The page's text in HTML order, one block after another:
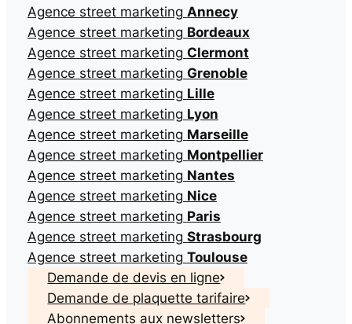
Agence street marketing Annecy
Agence street marketing Bordeaux
Agence street marketing Clermont
Agence street marketing Grenoble
Agence street marketing Lille
Agence street marketing Lyon
Agence street marketing Marseille
Agence street marketing Montpellier
Agence street marketing Nantes
Agence street marketing Nice
Agence street marketing Paris
Agence street marketing Strasbourg
Agence street marketing Toulouse
Demande de devis en ligne
Demande de plaquette tarifaire
Abonnements aux newsletters